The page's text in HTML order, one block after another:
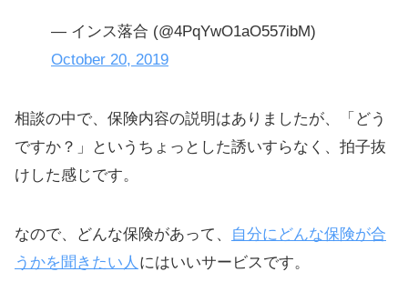
— インス落合 (@4PqYwO1aO557ibM)
October 20, 2019
相談の中で、保険内容の説明はありましたが、「どう
ですか？」というちょっとした誘いすらなく、拍子抜
けした感じです。
なので、どんな保険があって、
自分にどんな保険が合
うかを聞きたい人 にはいいサービスです。